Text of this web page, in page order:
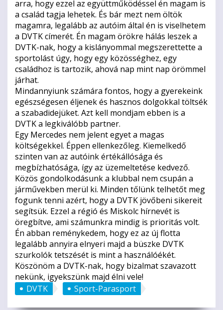
arra, hogy ezzel az együttműködéssel én magam is
a család tagja lehetek. És bár mezt nem öltök
magamra, legalább az autóim által én is viselhetem
a DVTK címerét. Én magam örökre hálás leszek a
DVTK-nak, hogy a kislányommal megszerettette a
sportolást úgy, hogy egy közösséghez, egy
családhoz is tartozik, ahová nap mint nap örömmel
járhat.
Mindannyiunk számára fontos, hogy a gyerekeink
egészségesen éljenek és hasznos dolgokkal töltsék
a szabadidejüket. Azt kell mondjam ebben is a
DVTK a legkiválóbb partner.
Egy Mercedes nem jelent egyet a magas
költségekkel. Éppen ellenkezőleg. Kiemelkedő
szinten van az autóink értékállósága és
megbízhatósága, így az üzemeltetése kedvező.
Közös gondolkodásunk a klubbal nem csupán a
járművekben merül ki. Minden tőlünk telhetőt meg
fogunk tenni azért, hogy a DVTK jövőbeni sikereit
segítsük. Ezzel a régió és Miskolc hírnevét is
öregbítve, ami számunkra mindig is prioritás volt.
Én abban reménykedem, hogy ez az új flotta
legalább annyira elnyeri majd a büszke DVTK
szurkolók tetszését is mint a használóékét.
Köszönöm a DVTK-nak, hogy bizalmat szavazott
nekünk, igyekszünk majd élni vele!
DVTK
Sport-Parasport